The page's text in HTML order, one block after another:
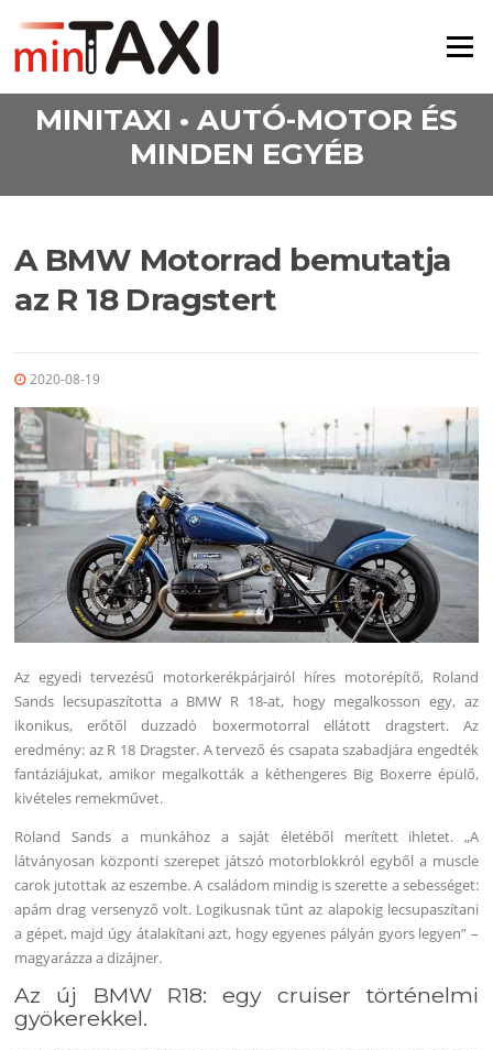
Menü
MINITAXI • AUTÓ-MOTOR ÉS
MINDEN EGYÉB
A BMW Motorrad bemutatja
az R 18 Dragstert
2020-08-19
Az egyedi tervezésű motorkerékpárjairól híres motorépítő, Roland
Sands lecsupaszította a BMW R 18-at, hogy megalkosson egy, az
ikonikus, erőtől duzzadó boxermotorral ellátott dragstert. Az
eredmény: az R 18 Dragster. A tervező és csapata szabadjára engedték
fantáziájukat, amikor megalkották a kéthengeres Big Boxerre épülő,
kivételes remekművet.
Roland Sands a munkához a saját életéből merített ihletet. „A
látványosan központi szerepet játszó motorblokkról egyből a muscle
carok jutottak az eszembe. A családom mindig is szerette a sebességet:
apám drag versenyző volt. Logikusnak tűnt az alapokig lecsupaszítani
a gépet, majd úgy átalakítani azt, hogy egyenes pályán gyors legyen” –
magyarázza a dizájner.
Az új BMW R18: egy cruiser történelmi
gyökerekkel.